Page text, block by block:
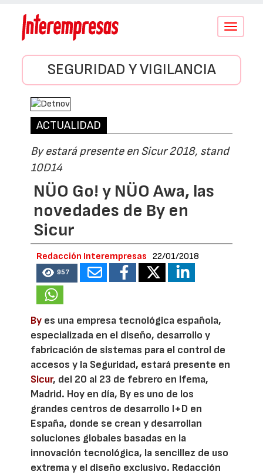
Conmutar
SEGURIDAD Y VIGILANCIA
ACTUALIDAD
By estará presente en Sicur 2018, stand
10D14
NÜO Go! y NÜO Awa, las
novedades de By en
Sicur
Redacción Interempresas 22/01/2018
957
By es una empresa tecnológica española,
especializada en el diseño, desarrollo y
fabricación de sistemas para el control de
accesos y la Seguridad, estará presente en
Sicur, del 20 al 23 de febrero en Ifema,
Madrid. Hoy en día, By es uno de los
grandes centros de desarrollo I+D en
España, donde se crean y desarrollan
soluciones globales basadas en la
innovación tecnológica, la sencillez de uso
extrema y el diseño exclusivo. Redacción